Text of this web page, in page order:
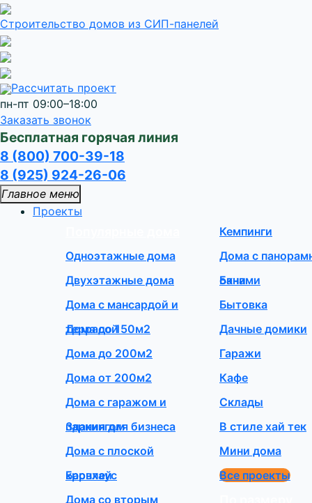
Строительство домов из СИП-панелей
Рассчитать проект
пн-пт 09:00–18:00
Заказать звонок
Бесплатная горячая линия
8 (800) 700-39-18
8 (925) 924-26-06
Главное меню
Проекты
Одноэтажные дома
Двухэтажные дома
Дома с мансардой и
террасой
Дома до 150м2
Дома до 200м2
Дома от 200м2
Дома с гаражом и
паркингом
Здания для бизнеса
Дома с плоской
кровлей
Барнхаус
Дома со вторым
Кемпинги
Дома с
окнами
Бани
Бытовка
Дачные домики
Гаражи
Кафе
Склады
В стиле хай тек
Мини дома
Все проекты